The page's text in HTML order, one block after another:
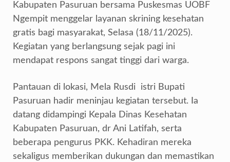
Kabupaten Pasuruan bersama Puskesmas UOBF
Ngempit menggelar layanan skrining kesehatan
gratis bagi masyarakat, Selasa (18/11/2025).
Kegiatan yang berlangsung sejak pagi ini
mendapat respons sangat tinggi dari warga.
Pantauan di lokasi, Mela Rusdi istri Bupati
Pasuruan hadir meninjau kegiatan tersebut. Ia
datang didampingi Kepala Dinas Kesehatan
Kabupaten Pasuruan, dr Ani Latifah, serta
beberapa pengurus PKK. Kehadiran mereka
sekaligus memberikan dukungan dan memastikan